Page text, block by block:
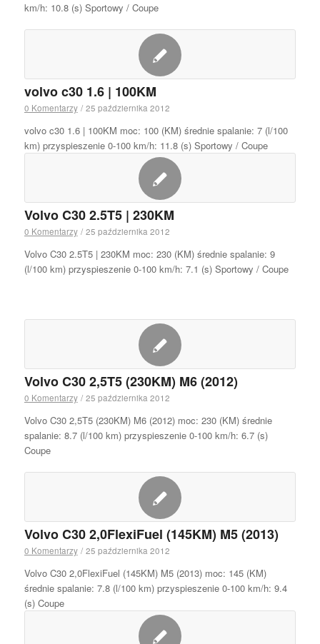
km/h: 10.8 (s) Sportowy / Coupe
volvo c30 1.6 | 100KM
0 Komentarzy / 25 października 2012
volvo c30 1.6 | 100KM moc: 100 (KM) średnie spalanie: 7 (l/100
km) przyspieszenie 0-100 km/h: 11.8 (s) Sportowy / Coupe
Volvo C30 2.5T5 | 230KM
0 Komentarzy / 25 października 2012
Volvo C30 2.5T5 | 230KM moc: 230 (KM) średnie spalanie: 9
(l/100 km) przyspieszenie 0-100 km/h: 7.1 (s) Sportowy / Coupe
Volvo C30 2,5T5 (230KM) M6 (2012)
0 Komentarzy / 25 października 2012
Volvo C30 2,5T5 (230KM) M6 (2012) moc: 230 (KM) średnie
spalanie: 8.7 (l/100 km) przyspieszenie 0-100 km/h: 6.7 (s)
Coupe
Volvo C30 2,0FlexiFuel (145KM) M5 (2013)
0 Komentarzy / 25 października 2012
Volvo C30 2,0FlexiFuel (145KM) M5 (2013) moc: 145 (KM)
średnie spalanie: 7.8 (l/100 km) przyspieszenie 0-100 km/h: 9.4
(s) Coupe